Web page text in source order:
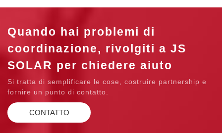
Quando hai problemi di
coordinazione, rivolgiti a JS
SOLAR per chiedere aiuto
Si tratta di semplificare le cose, costruire partnership e
fornire un punto di contatto.
CONTATTO